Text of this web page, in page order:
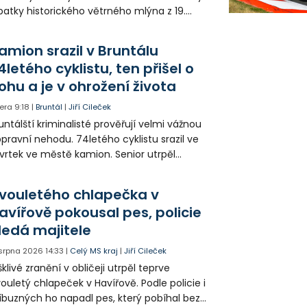
historického větrného mlýna z 19.
srazil v Bruntálu
cyklistu, ten přišel o
a je v ohrožení života
9:18 |Bruntál |Jiří Cileček
kriminalisté prověřují velmi vážnou
nehodu. 74letého cyklistu srazil ve
ve městě kamion. Senior utrpěl
případné svědky.chlapečka v
pokousal pes, policie
majitele
2026 14:33 | Celý MS kraj |Jiří Cileček
zranění v obličeji utrpěl teprve
chlapeček v Havířově. Podle policie i
ho napadl pes, který pobíhal bez